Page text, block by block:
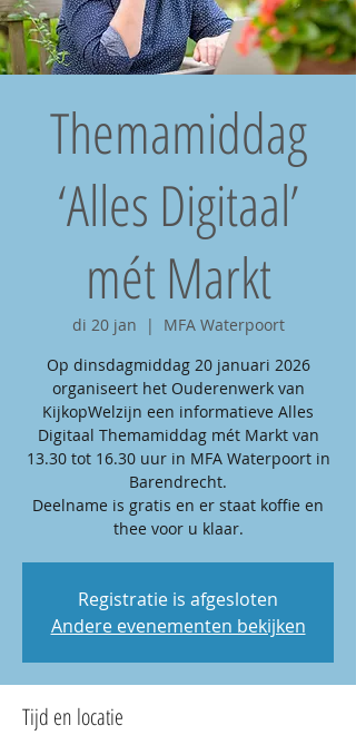
Themamiddag
‘Alles Digitaal’
mét Markt
di 20 jan
  |
MFA Waterpoort
Op dinsdagmiddag 20 januari 2026
organiseert het Ouderenwerk van
KijkopWelzijn een informatieve Alles
Digitaal Themamiddag mét Markt van
13.30 tot 16.30 uur in MFA Waterpoort in
Barendrecht.
Deelname is gratis en er staat koffie en
Registratie is afgesloten
Andere evenementen bekijken
Tijd en locatie